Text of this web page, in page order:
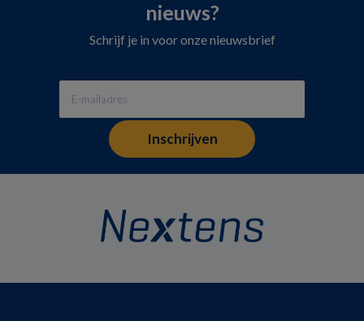
nieuws?
Schrijf je in voor onze nieuwsbrief